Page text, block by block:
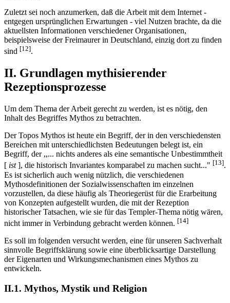
Zuletzt sei noch anzumerken, daß die Arbeit mit dem Internet -
entgegen ursprünglichen Erwartungen - viel Nutzen brachte, da die
aktuellsten Informationen verschiedener Organisationen,
beispielsweise der Freimaurer in Deutschland, einzig dort zu finden
sind [12].
II. Grundlagen mythisierender
Rezeptionsprozesse
Um dem Thema der Arbeit gerecht zu werden, ist es nötig, den
Inhalt des Begriffes Mythos zu betrachten.
Der Topos Mythos ist heute ein Begriff, der in den verschiedensten
Bereichen mit unterschiedlichsten Bedeutungen belegt ist, ein
Begriff, der ,,... nichts anderes als eine semantische Unbestimmtheit
[ ist], die historisch Invariantes komparabel zu machen sucht..." [13].
Es ist sicherlich auch wenig nützlich, die verschiedenen
Mythosdefinitionen der Sozialwissenschaften im einzelnen
vorzustellen, da diese häufig als Theoriegerüst für die Erarbeitung
von Konzepten aufgestellt wurden, die mit der Rezeption
historischer Tatsachen, wie sie für das Templer-Thema nötig wären,
nicht immer in Verbindung gebracht werden können. [14]
Es soll im folgenden versucht werden, eine für unseren Sachverhalt
sinnvolle Begriffsklärung sowie eine überblicksartige Darstellung
der Eigenarten und Wirkungsmechanismen eines Mythos zu
entwickeln.
II.1. Mythos, Mystik und Religion